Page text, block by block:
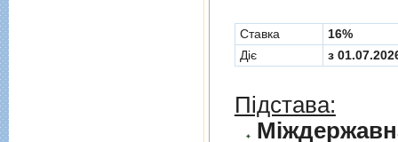
Cтавка
16%
Діє
з
Підстава: